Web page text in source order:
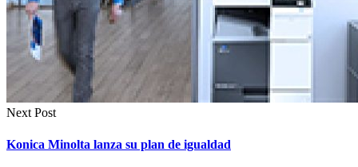
Next Post
Konica Minolta lanza su plan de igualdad